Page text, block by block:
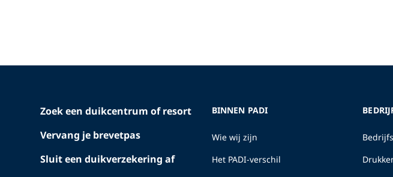
Zoek een duikcentrum of resort
Vervang je brevetpas
Sluit een duikverzekering af
BINNEN PADI
Wie wij zijn
Het PADI-verschil